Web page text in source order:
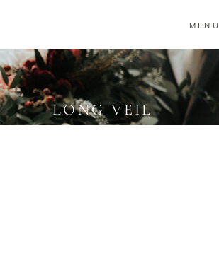
MENU
LONG VEIL
Home/Photography/Long Veil